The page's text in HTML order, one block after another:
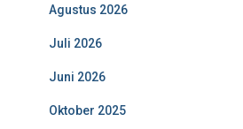
Agustus 2026
Juli 2026
Juni 2026
Oktober 2025